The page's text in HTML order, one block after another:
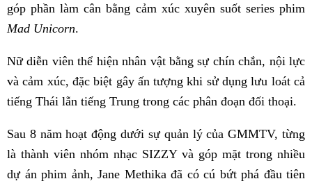
góp phần làm cân bằng cảm xúc xuyên suốt series phim
Mad Unicorn.
Nữ diễn viên thể hiện nhân vật bằng sự chín chắn, nội lực
và cảm xúc, đặc biệt gây ấn tượng khi sử dụng lưu loát cả
tiếng Thái lẫn tiếng Trung trong các phân đoạn đối thoại.
Sau 8 năm hoạt động dưới sự quản lý của GMMTV, từng
là thành viên nhóm nhạc SIZZY và góp mặt trong nhiều
dự án phim ảnh, Jane Methika đã có cú bứt phá đầu tiên